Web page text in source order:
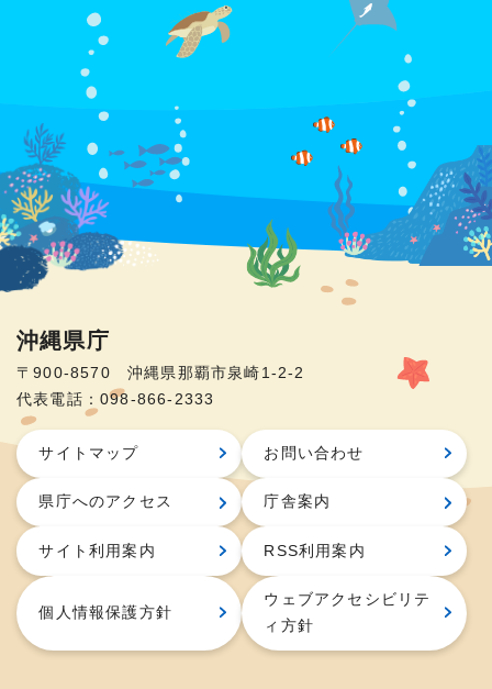
沖縄県庁
〒900-8570 沖縄県那覇市泉崎1-2-2
代表電話：098-866-2333
サイトマップ お問い合わせ
県庁へのアクセス 庁舎案内
サイト利用案内 RSS利用案内
個人情報保護方針
ウェブアクセシビリテ
ィ方針